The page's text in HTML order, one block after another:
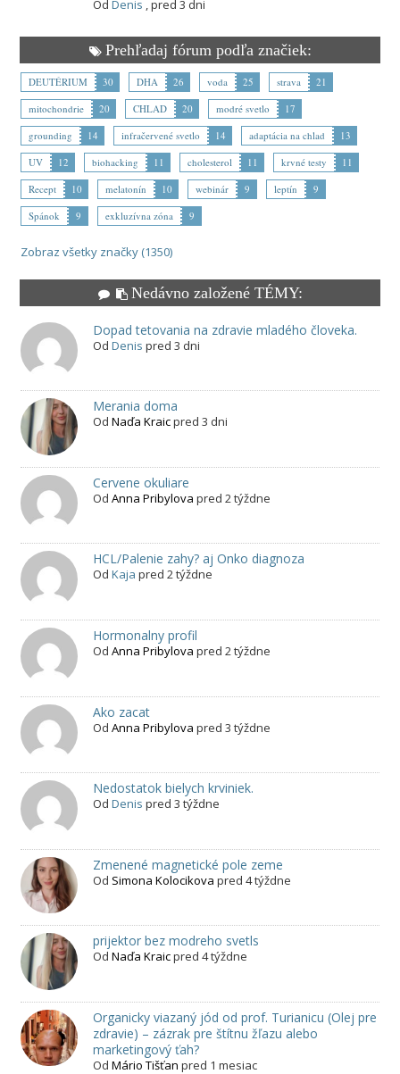
Od Denis ,pred 3 dni
Prehľadaj fórum podľa značiek:
DEUTÉRIUM 30 DHA 26 voda 25 strava
21
mitochondrie
20 CHLAD 20 modré svetlo
17
grounding
14 infračervené svetlo 14 adaptácia na chlad
13
UV
12 biohacking 11 cholesterol 11 krvné testy
11
Recept
10 melatonín 10 webinár 9 leptín
9
Spánok
9 exkluzívna zóna 9
Zobraz všetky značky (1350)
Nedávno založené TÉMY:
Dopad tetovania na zdravie mladého človeka.
Od Denis pred 3 dni
Merania doma
Od Naďa Kraicpred 3 dni
Cervene okuliare
Od Anna Pribylova pred 2 týždne
HCL/Palenie zahy? aj Onko diagnoza
Od Kaja pred 2 týždne
Hormonalny profil
Od Anna Pribylova pred 2 týždne
Ako zacat
Od Anna Pribylova pred 3 týždne
Nedostatok bielych krviniek.
Od Denis pred 3 týždne
Zmenené magnetické pole zeme
Od Simona Kolocikova pred 4 týždne
prijektor bez modreho svetls
Od Naďa Kraicpred 4 týždne
Organicky viazaný jód od prof. Turianicu (Olej pre
zdravie) – zázrak pre štítnu žľazu alebo
marketingový ťah?
Od Mário Tišťan pred 1 mesiac